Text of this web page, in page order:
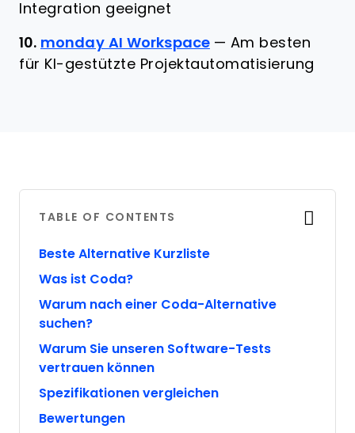
Integration geeignet
10. monday AI Workspace — Am besten
für KI-gestützte Projektautomatisierung
TABLE OF CONTENTS
Beste Alternative Kurzliste
Was ist Coda?
Warum nach einer Coda-Alternative
suchen?
Warum Sie unseren Software-Tests
vertrauen können
Spezifikationen vergleichen
Bewertungen